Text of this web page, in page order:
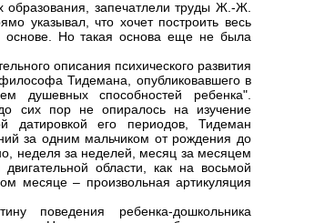
запечатлели труды Ж.-Ж.
указывал, что хочет построить весь
основе. Но такая основа еще не была
описания психического развития
Тидемана, опубликовавшего в
душевных способностей ребенка".
сих пор не опиралось на изучение
датировкой его периодов, Тидеман
за одним мальчиком от рождения до
неделя за неделей, месяц за месяцем
области, как на восьмой
месяце – произвольная артикуляция
поведения ребенка-дошкольника